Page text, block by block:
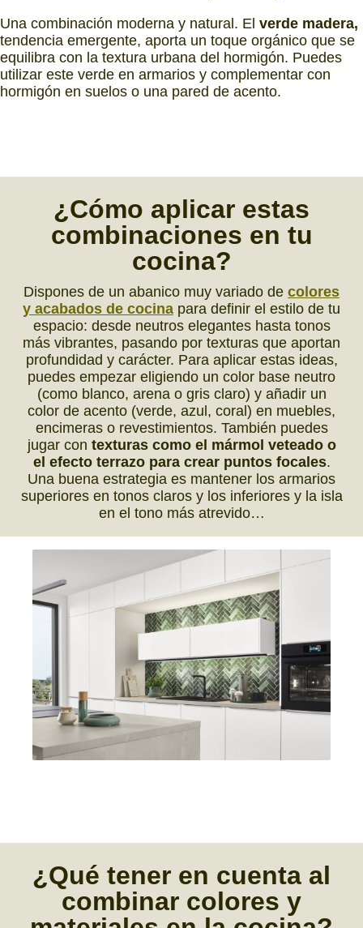
Una combinación moderna y natural. El verde madera,
tendencia emergente, aporta un toque orgánico que se
equilibra con la textura urbana del hormigón. Puedes
utilizar este verde en armarios y complementar con
hormigón en suelos o una pared de acento.
¿Cómo aplicar estas
combinaciones en tu
cocina?
Dispones de un abanico muy variado de colores
y acabados de cocina para definir el estilo de tu
espacio: desde neutros elegantes hasta tonos
más vibrantes, pasando por texturas que aportan
profundidad y carácter. Para aplicar estas ideas,
puedes empezar eligiendo un color base neutro
(como blanco, arena o gris claro) y añadir un
color de acento (verde, azul, coral) en muebles,
encimeras o revestimientos. También puedes
jugar con texturas como el mármol veteado o
el efecto terrazo para crear puntos focales.
Una buena estrategia es mantener los armarios
superiores en tonos claros y los inferiores y la isla
en el tono más atrevido…
¿Qué tener en cuenta al
combinar colores y